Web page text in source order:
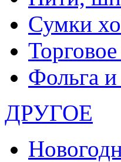
Сумки
Фольга
ДРУГОЕ